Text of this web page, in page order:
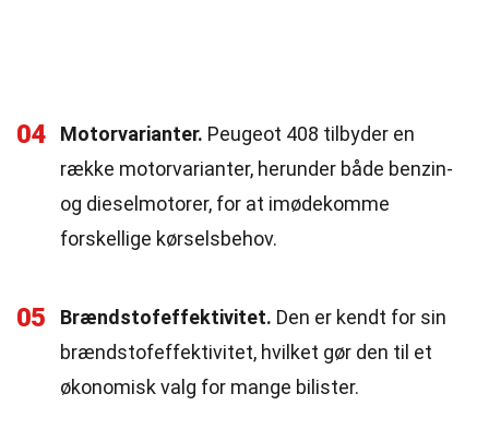
04 Motorvarianter. Peugeot 408 tilbyder en
række motorvarianter, herunder både benzin-
og dieselmotorer, for at imødekomme
forskellige kørselsbehov.
05 Brændstofeffektivitet. Den er kendt for sin
brændstofeffektivitet, hvilket gør den til et
økonomisk valg for mange bilister.